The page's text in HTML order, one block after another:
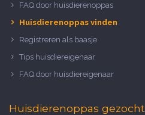
FAQ door huisdierenoppas
Huisdierenoppas vinden
Registreren als baasje
Tips huisdiereigenaar
FAQ door huisdiereigenaar
Huisdierenoppas gezocht